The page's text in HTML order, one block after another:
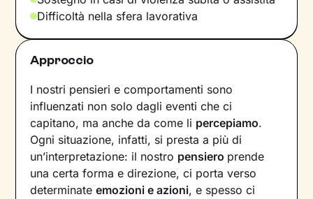
Difficoltà nella sfera lavorativa
Approccio
I nostri pensieri e comportamenti sono
influenzati non solo dagli eventi che ci
capitano, ma anche da come li percepiamo.
Ogni situazione, infatti, si presta a più di
un’interpretazione: il nostro pensiero prende
una certa forma e direzione, ci porta verso
determinateemozioni e azioni, e spesso ci